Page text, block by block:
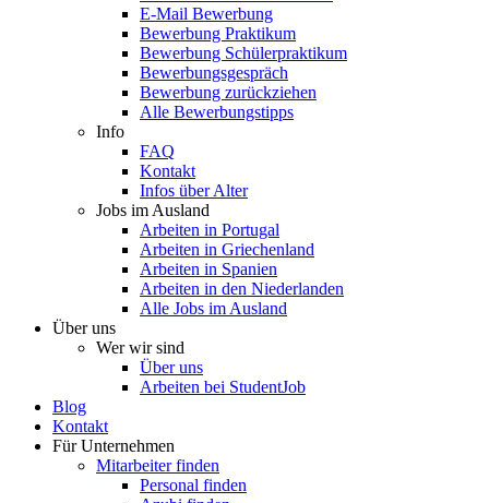
E-Mail Bewerbung
Bewerbung Praktikum
Bewerbung Schülerpraktikum
Bewerbungsgespräch
Bewerbung zurückziehen
Alle Bewerbungstipps
Info
FAQ
Kontakt
Infos über Alter
Jobs im Ausland
Arbeiten in Portugal
Arbeiten in Griechenland
Arbeiten in Spanien
Arbeiten in den Niederlanden
Alle Jobs im Ausland
Über uns
Wer wir sind
Über uns
Arbeiten bei StudentJob
Blog
Kontakt
Für Unternehmen
Mitarbeiter finden
Personal finden